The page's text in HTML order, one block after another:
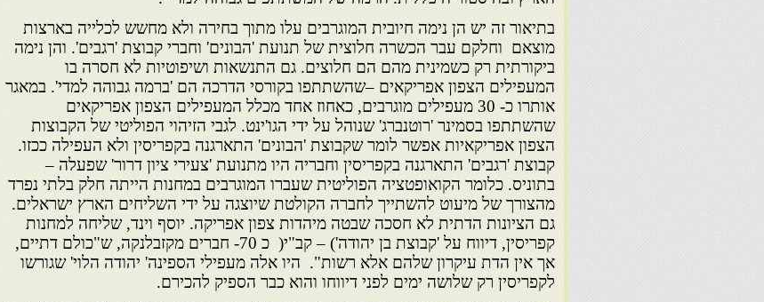
בתיאור זה יש הן נימה חיובית המוגרבים עלו מתוך בחירה ולא מחשש לכלייה בארצות
מוצאם וחלקם עבר הכשרה חלוצית של תנועת 'הבונים' וחברי קבוצת 'רגבים'. והן נימה
ביקורתית רק כשמינית מהם הם חלוצים. גם התנשאות ושיפוטיות לא חסרה בו
המעפילים הצפון אפריקאים –שהשתתפו בקורסי הדרכה הם 'ברמה גבוהה למדי'. במאגר
אותרו כ- 30 מעפילים מוגרבים, כאחוז אחד מכלל המעפילים הצפון אפריקאים
שהשתתפו בסמינר 'רוטנברג' שנוהל על ידי הגו'ינט. לגבי הזיהוי הפוליטי של הקבוצות
הצפון אפריקאיות אפשר לומר שקבוצת 'הבונים' התארגנה בקפריסין ולא העפילה ככזו.
קבוצת 'רגבים' התארגנה בקפריסין וחבריה היו מתנועת 'צעירי ציון דרור' שפעלה –
בתוניס. כלומר הקואופטציה הפוליטית שעברו המוגרבים במחנות הייתה חלק בלתי נפרד
מהצורך של מיעוט להשתייך לחברה הקולטת שיוצגה על ידי השליחים הארץ ישראלים.
גם הציונות הדתית לא חסכה שבטה מיהדות צפון אפריקה. יוסף וינד, שליחה למחנות
קפריסין, דיווח על 'קבוצת בן יהודה') – קב"י( כ 70- חברים מקזבלנקה, ש"כולם דתיים,
אך אין הדת עיקרון שלהם אלא רשות". היו אלה מעפילי הספינה' יהודה הלוי' שגורשו
לקפריסין רק שלושה ימים לפני דיווחו והוא כבר הספיק להכירם.